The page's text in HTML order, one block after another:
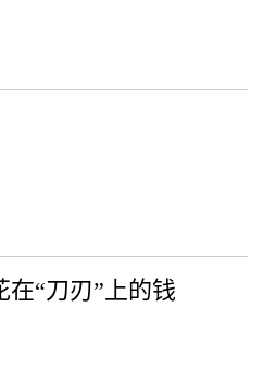
“刀刃”上的钱